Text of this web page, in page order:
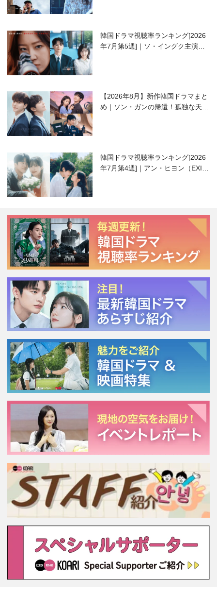
韓国ドラマ視聴率ランキング[2026
年7月第5週]｜ソ・イングク主演の
【2026年8月】新作韓国ドラマまと
め｜ソン・ガンの帰還！孤独な天才
韓国ドラマ視聴率ランキング[2026
年7月第4週]｜アン・ヒヨン（EXID